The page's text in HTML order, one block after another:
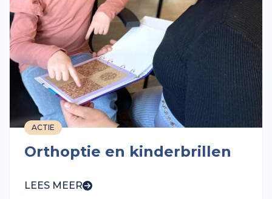
ACTIE
Orthoptie en kinderbrillen
LEES MEER